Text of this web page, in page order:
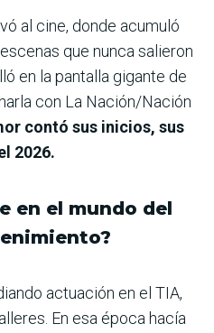
al cine, donde acumuló
que nunca salieron
en la pantalla gigante de
con La Nación/Nación
contó sus inicios, sus
2026.
en el mundo del
actuación en el TIA,
En esa época hacía